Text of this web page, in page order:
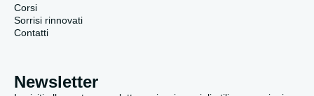
Corsi
Sorrisi rinnovati
Contatti
Newsletter